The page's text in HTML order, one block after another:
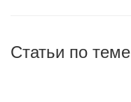
Статьи по теме